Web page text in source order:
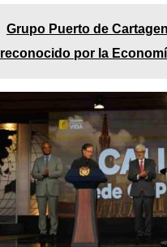
Grupo Puerto de
reconocido por la